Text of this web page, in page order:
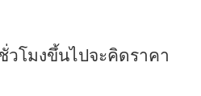
วโมงขึ้นไปจะคิดราคา